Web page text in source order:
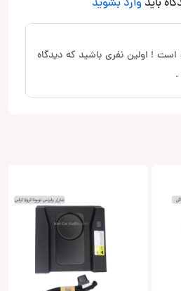
! اولین نفری باشید که دیدگاه
.